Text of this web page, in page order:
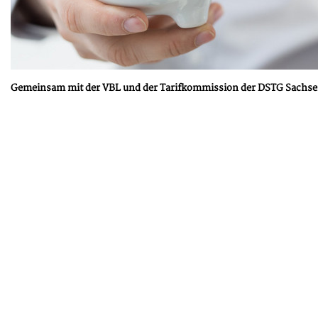
Gemeinsam mit der VBL und der Tarifkommission der DSTG